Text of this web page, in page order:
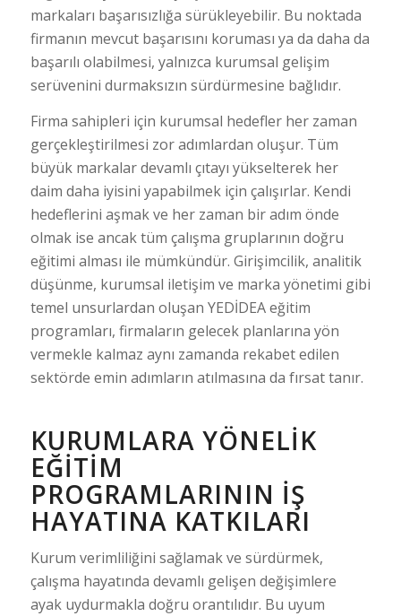
markaları başarısızlığa sürükleyebilir. Bu noktada
firmanın mevcut başarısını koruması ya da daha da
başarılı olabilmesi, yalnızca kurumsal gelişim
serüvenini durmaksızın sürdürmesine bağlıdır.
Firma sahipleri için kurumsal hedefler her zaman
gerçekleştirilmesi zor adımlardan oluşur. Tüm
büyük markalar devamlı çıtayı yükselterek her
daim daha iyisini yapabilmek için çalışırlar. Kendi
hedeflerini aşmak ve her zaman bir adım önde
olmak ise ancak tüm çalışma gruplarının doğru
eğitimi alması ile mümkündür. Girişimcilik, analitik
düşünme, kurumsal iletişim ve marka yönetimi gibi
temel unsurlardan oluşan YEDİDEA eğitim
programları, firmaların gelecek planlarına yön
vermekle kalmaz aynı zamanda rekabet edilen
sektörde emin adımların atılmasına da fırsat tanır.
KURUMLARA YÖNELIK
EĞITIM
PROGRAMLARININ İŞ
HAYATINA KATKILARI
Kurum verimliliğini sağlamak ve sürdürmek,
çalışma hayatında devamlı gelişen değişimlere
ayak uydurmakla doğru orantılıdır. Bu uyum